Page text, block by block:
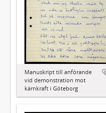
Manuskript till anförande
vid demonstration mot
kärnkraft i Göteborg